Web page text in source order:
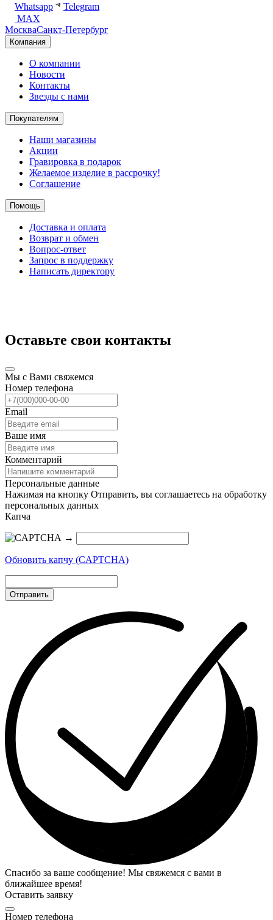
Whatsapp
Telegram
MAX
МоскваСанкт-Петербург
Компания
О компании
Новости
Контакты
Звезды с нами
Покупателям
Наши магазины
Акции
Гравировка в подарок
Желаемое изделие в рассрочку!
Соглашение
Помощь
Доставка и оплата
Возврат и обмен
Вопрос-ответ
Запрос в поддержку
Написать директору
Оставьте свои контакты
Мы с Вами свяжемся
Номер телефона
Email
Ваше имя
Комментарий
Персональные данные
Нажимая на кнопку Отправить, вы соглашаетесь на обработку
персональных данных
Капча
→
Обновить капчу (CAPTCHA)
Отправить
Спасибо за ваше сообщение! Мы свяжемся с вами в
ближайшее время!
Оставить заявку
Номер телефона